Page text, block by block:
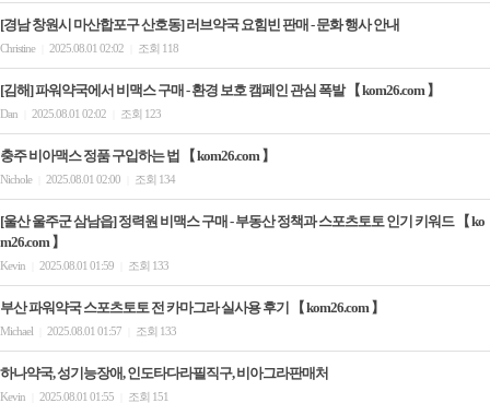
[경남 창원시 마산합포구 산호동] 러브약국 요힘빈 판매 - 문화 행사 안내
Christine 2025.08.01 02:02 조회 118
[김해] 파워약국에서 비맥스 구매 - 환경 보호 캠페인 관심 폭발 【 kom26.com 】
Dan 2025.08.01 02:02 조회 123
충주 비아맥스 정품 구입하는 법 【 kom26.com 】
Nichole 2025.08.01 02:00 조회 134
[울산 울주군 삼남읍] 정력원 비맥스 구매 - 부동산 정책과 스포츠토토 인기 키워드 【 ko
m26.com 】
Kevin 2025.08.01 01:59 조회 133
부산 파워약국 스포츠토토 전 카마그라 실사용 후기 【 kom26.com 】
Michael 2025.08.01 01:57 조회 133
하나약국, 성기능장애, 인도타다라필직구, 비아그라판매처
Kevin 2025.08.01 01:55 조회 151